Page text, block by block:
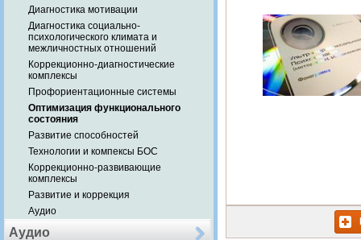
Диагностика мотивации
Диагностика социально-
психологического климата и
межличностных отношений
Коррекционно-диагностические
комплексы
Профориентационные системы
Оптимизация функционального
состояния
Развитие способностей
Технологии и компексы БОС
Коррекционно-развивающие
комплексы
Развитие и коррекция
Аудио
Аудио